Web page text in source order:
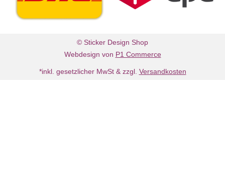
© Sticker Design Shop
Webdesign von P1 Commerce
*inkl. gesetzlicher MwSt & zzgl. Versandkosten